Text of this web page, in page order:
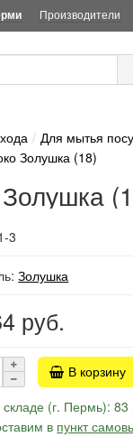
Производители
Для мытья
Золушка (18)
3
Золушка
руб.
В корзину
(г. Пермь):
в пункт